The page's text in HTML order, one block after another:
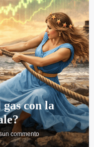
con la
commento